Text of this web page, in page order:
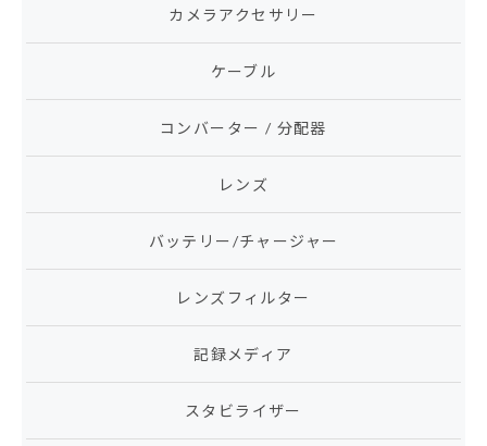
カメラアクセサリー
ケーブル
コンバーター / 分配器
レンズ
バッテリー/チャージャー
レンズフィルター
記録メディア
スタビライザー